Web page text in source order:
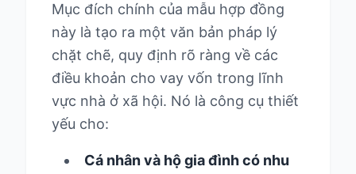
Mục đích chính của mẫu hợp đồng
này là tạo ra một văn bản pháp lý
chặt chẽ, quy định rõ ràng về các
điều khoản cho vay vốn trong lĩnh
vực nhà ở xã hội. Nó là công cụ thiết
yếu cho:
Cá nhân và hộ gia đình có nhu